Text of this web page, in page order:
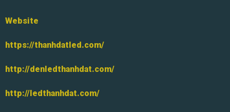
Website
https://thanhdatled.com/
http://denledthanhdat.com/
http://ledthanhdat.com/